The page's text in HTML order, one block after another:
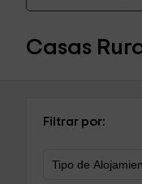
Casas
Filtrar por: